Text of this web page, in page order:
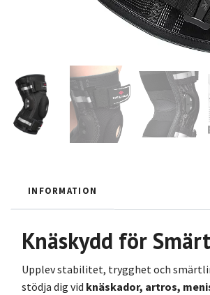
INFORMATION
Knäskydd för
Upplev stabilitet, trygghet och
stödja dig vid knäskador, artros,